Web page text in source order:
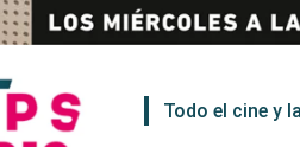
Todo el cine y